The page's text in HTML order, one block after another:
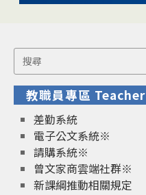
Search
for:
教職員專區 Teacher
差勤系統
電子公文系統※
請購系統※
曾文家商雲端社群※
新課綱推動相關規定